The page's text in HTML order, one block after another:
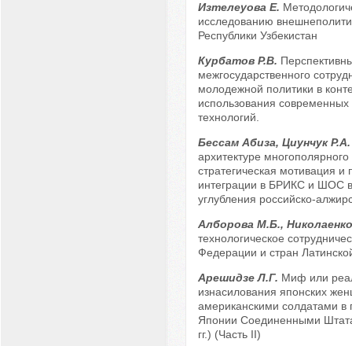
Изтелеуова Е.
исследованию
Республики Узбекистан
Курбатов Р.В.
межгосударственного
молодежной политики в
использования
технологий.
Бессам Абиза, Циунчук
архитектуре
стратегическая мотивация и
интеграции в БРИКС и ШОС в
углубления российско-
Алборова М.Б.,
технологическое
Федерации и стран
Арешидзе Л.Г. Миф или
изнасилования японских
американскими солдатами в
Японии Соединенными
гг.) (Часть II)